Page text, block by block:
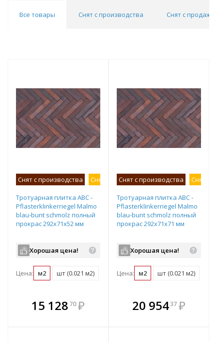
Все товары Снят с производства Снят с продаж
Снят с производства Снят с продаж
Тротуарная плитка ABC -
Pflasterklinkerriegel Malmo
blau-bunt schmolz полный
прокрас 292х71х52 мм
Хорошая цена!
Цена: м2 шт (0.021 м2)
15 128 70 ₽
В комплекте
всегда выгоднее!
Снят с производства Снят с
Тротуарная плитка ABC -
Pflasterklinkerriegel Malmo
blau-bunt schmolz полный
прокрас 292х71х71 мм
Хорошая цена!
Цена: м2 шт (0.021 м2)
В комплекте
всегда выгоднее!
20 95437 ₽